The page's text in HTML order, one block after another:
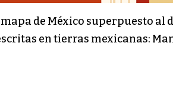
de México superpuesto al
en tierras mexicanas: